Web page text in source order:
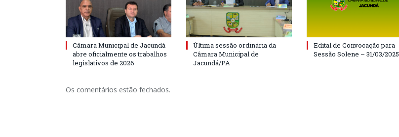
Câmara Municipal de Jacundá
abre oficialmente os trabalhos
legislativos de 2026
Última sessão ordinária da
Câmara Municipal de
Jacundá/PA
Edital de Convocação para
Sessão Solene – 31/03/2025
Os comentários estão fechados.